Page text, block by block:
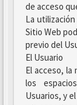
de acceso
La
Sitio Web
previo del
El Usuario
El acceso, la
los
Usuarios, y